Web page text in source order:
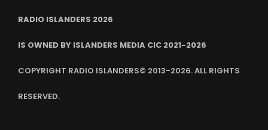
RADIO ISLANDERS 2026
IS OWNED BY ISLANDERS MEDIA CIC 2021-2026
COPYRIGHT RADIO ISLANDERS© 2013-2026. ALL RIGHTS
RESERVED.